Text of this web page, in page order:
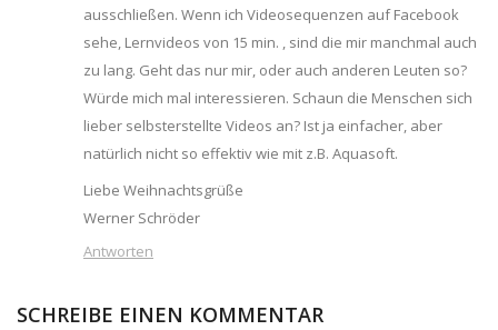
ausschließen. Wenn ich Videosequenzen auf Facebook
sehe, Lernvideos von 15 min. , sind die mir manchmal auch
zu lang. Geht das nur mir, oder auch anderen Leuten so?
Würde mich mal interessieren. Schaun die Menschen sich
lieber selbsterstellte Videos an? Ist ja einfacher, aber
natürlich nicht so effektiv wie mit z.B. Aquasoft.
Liebe Weihnachtsgrüße
Werner Schröder
Antworten
SCHREIBE EINEN KOMMENTAR